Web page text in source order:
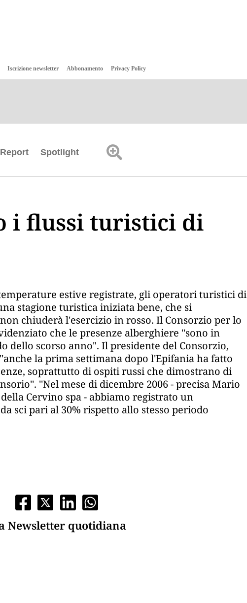
Iscrizione newsletter Abbonamento Privacy Policy
Spotlight
i flussi turistici di
estive registrate, gli operatori turistici di
stagione turistica iniziata bene, che si
chiuderà l'esercizio in rosso. Il Consorzio per lo
che le presenze alberghiere ''sono in
dello scorso anno". Il presidente del Consorzio,
la prima settimana dopo l'Epifania ha fatto
soprattutto di ospiti russi che dimostrano di
''Nel mese di dicembre 2006 - precisa Mario
Cervino spa - abbiamo registrato un
sci pari al 30% rispetto allo stesso periodo
Newsletter quotidiana